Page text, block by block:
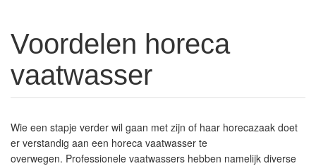
Voordelen horeca
vaatwasser
Wie een stapje verder wil gaan met zijn of haar horecazaak doet
er verstandig aan een horeca vaatwasser te
overwegen. Professionele vaatwassers hebben namelijk diverse